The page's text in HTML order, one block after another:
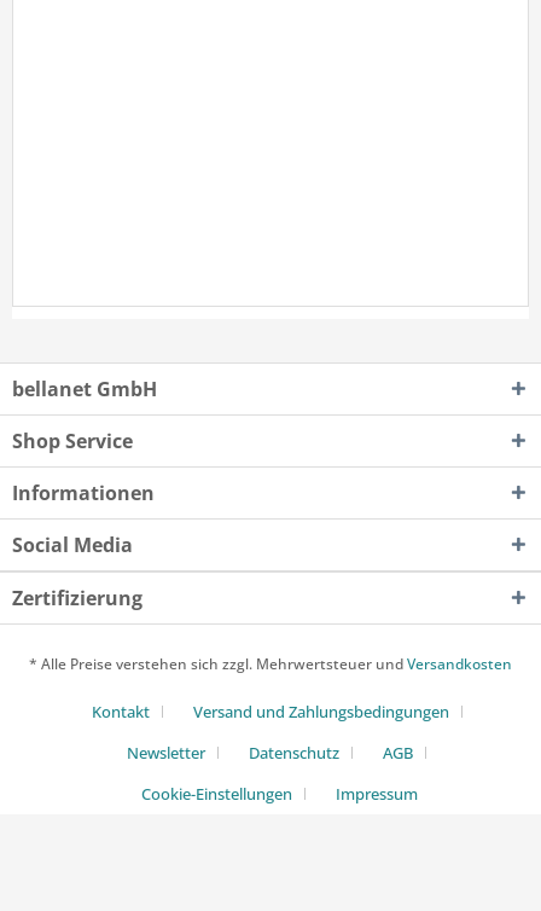
bellanet GmbH
Shop Service
Informationen
Social Media
Zertifizierung
* Alle Preise verstehen sich zzgl. Mehrwertsteuer undVersandkosten
Kontakt
Versand und Zahlungsbedingungen
Newsletter
Datenschutz
AGB
Cookie-Einstellungen
Impressum